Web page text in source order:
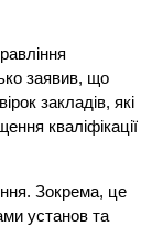
заявив, що
закладів, які
кваліфікації
Зокрема, це
установ та